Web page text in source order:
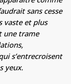
sans cesse
vaste et plus
une trame
s’entrecroisent
yeux.